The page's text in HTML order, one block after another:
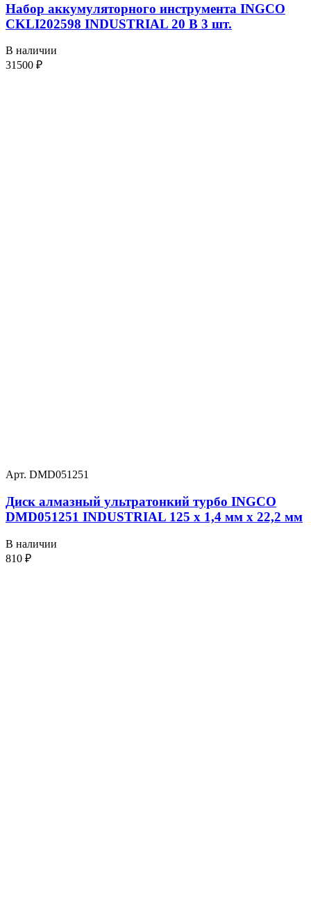
Набор аккумуляторного инструмента INGCO
CKLI202598 INDUSTRIAL 20 В 3 шт.
В наличии
31500 ₽
Арт. DMD051251
Диск алмазный ультратонкий турбо INGCO
DMD051251 INDUSTRIAL 125 х 1,4 мм x 22,2 мм
В наличии
810 ₽